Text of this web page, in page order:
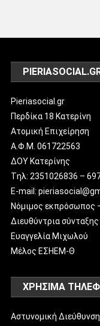
Pieriasocial.gr
Περδίκα 18 Κατερίνη
Ατομική Επιχείρηση
Α.Φ.Μ. 061722563
ΔΟΥ Κατερίνης
Tηλ: 2351026836 –
E-mail:
Νόμιμος εκπρόσωπος
Διευθύντρια σύνταξης
Ευαγγελία Μιχωλού
Μέλος ΕΣΗΕΜ-Θ
ΧΡΗΣΙΜΑ
Αστυνομική